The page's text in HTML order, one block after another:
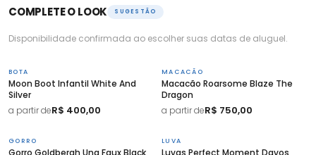
COMPLETE O LOOK SUGESTÃO
Disponibilidade confirmada ao escolher suas datas de aluguel.
BOTA
Moon Boot Infantil White And
Silver
a partir deR$ 400,00
MACACÃO
Macacão Roarsome Blaze The
Dragon
a partir deR$ 750,00
GORRO
Gorro Goldbergh Una Faux Black
LUVA
Luvas Perfect Moment Davos